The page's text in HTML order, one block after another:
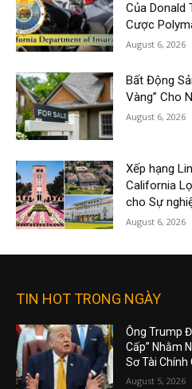
Của Donald
Cược
August 6, 2026
Bất Động
Vàng” Cho
August 6, 2026
Xếp hạng
California
cho Sự
August 6, 2026
TIN HOT TRONG NGÀY
Ông Trump
Cấp” Nhằm
Sơ Tài Chính
August 5, 2026